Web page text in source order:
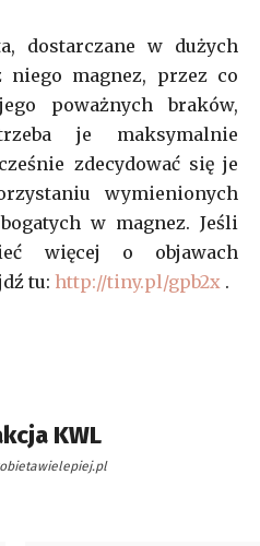
dostarczane w dużych
niego magnez, przez co
poważnych braków,
je maksymalnie
zdecydować się je
wymienionych
w magnez. Jeśli
więcej o objawach
tu: http://tiny.pl/gpb2x .
KWL